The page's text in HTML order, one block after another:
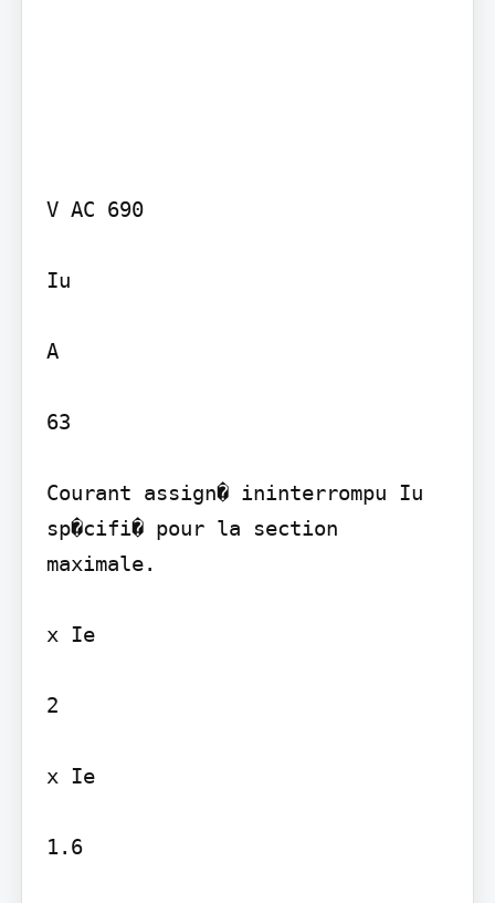
V AC 690
Iu
A
63
Courant assign� ininterrompu Iu
sp�cifi� pour la section
maximale.
x Ie
2
x Ie
1.6